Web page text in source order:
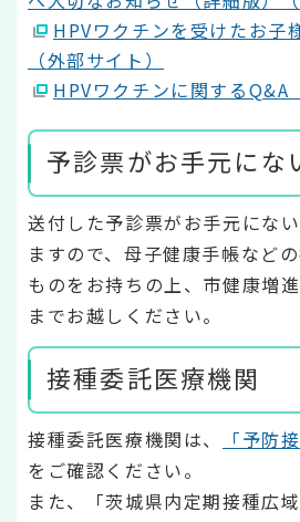
HPVワクチンを受けたお子
（外部サイト）
HPVワクチンに関するQ&A
予診票がお手元にな
送付した予診票がお手元にな
ますので、母子健康手帳など
ものをお持ちの上、市健康増
までお越しください。
接種委託医療機関
接種委託医療機関は、
「予防
をご確認ください。
また、「茨城県内定期接種広